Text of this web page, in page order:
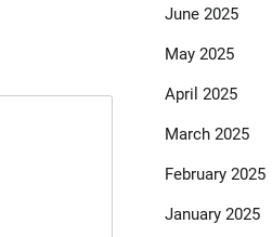
June 2025
May 2025
April 2025
March 2025
February 2025
January 2025